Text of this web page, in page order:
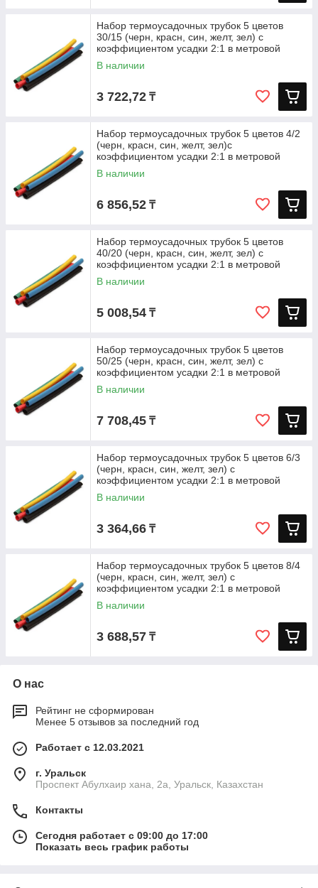
Набор термоусадочных трубок 5 цветов
30/15 (черн, красн, син, желт, зел) с
коэффициентом усадки 2:1 в метровой
В наличии
3 722,72 ₸
Набор термоусадочных трубок 5 цветов 4/2
(черн, красн, син, желт, зел)с
коэффициентом усадки 2:1 в метровой
В наличии
6 856,52 ₸
Набор термоусадочных трубок 5 цветов
40/20 (черн, красн, син, желт, зел) с
коэффициентом усадки 2:1 в метровой
В наличии
5 008,54 ₸
Набор термоусадочных трубок 5 цветов
50/25 (черн, красн, син, желт, зел) с
коэффициентом усадки 2:1 в метровой
В наличии
7 708,45 ₸
Набор термоусадочных трубок 5 цветов 6/3
(черн, красн, син, желт, зел) с
коэффициентом усадки 2:1 в метровой
В наличии
3 364,66 ₸
Набор термоусадочных трубок 5 цветов 8/4
(черн, красн, син, желт, зел) с
коэффициентом усадки 2:1 в метровой
В наличии
3 688,57 ₸
О нас
Рейтинг не сформирован
Менее 5 отзывов за последний год
Работает с 12.03.2021
г. Уральск
Проспект Абулхаир хана, 2а, Уральск, Казахстан
Контакты
Сегодня работает с 09:00 до 17:00
Показать весь график работы